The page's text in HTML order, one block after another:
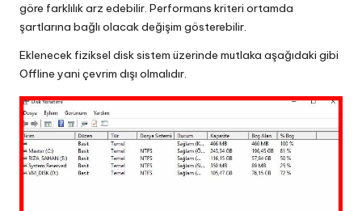
göre farklılık arz edebilir. Performans kriteri ortamda
şartlarına bağlı olacak değişim gösterebilir.
Eklenecek fiziksel disk sistem üzerinde mutlaka aşağıdaki gibi
Offline yani çevrim dışı olmalıdır.